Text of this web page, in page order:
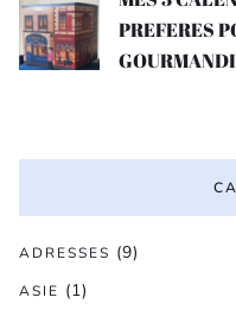
PREFERES
ADRESSES (9)
ASIE (1)